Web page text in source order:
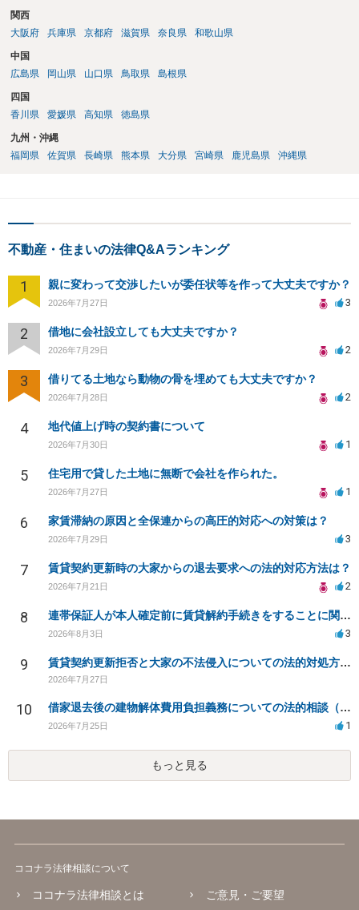
関西
大阪府
兵庫県 京都府 滋賀県 奈良県 和歌山県
中国
広島県
岡山県 山口県 鳥取県 島根県
四国
香川県
愛媛県 高知県 徳島県
九州・沖縄
福岡県
佐賀県 長崎県 熊本県 大分県 宮崎県 鹿児島県 沖縄県
不動産・住まいの法律Q&Aランキング
1 親に変わって交渉したいが委任状等を作って大丈夫ですか？
2026年7月27日 3
2 借地に会社設立しても大丈夫ですか？
2026年7月29日 2
3 借りてる土地なら動物の骨を埋めても大丈夫ですか？
2026年7月28日 2
4 地代値上げ時の契約書について
2026年7月30日 1
5 住宅用で貸した土地に無断で会社を作られた。
2026年7月27日 1
6 家賃滞納の原因と全保連からの高圧的対応への対策は？
2026年7月29日 3
7 賃貸契約更新時の大家からの退去要求への法的対応方法は？
2026年7月21日 2
8 連帯保証人が本人確定前に賃貸解約手続きをすることに関して
2026年8月3日 3
9 賃貸契約更新拒否と大家の不法侵入についての法的対処方法は？
2026年7月27日
10 借家退去後の建物解体費用負担義務についての法的相談（補足説明修正）
2026年7月25日 1
もっと見る
ココナラ法律相談について
ココナラ法律相談とは
ご意見・ご要望